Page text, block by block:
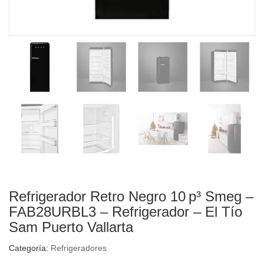
Refrigerador Retro Negro 10 p³ Smeg –
FAB28URBL3 – Refrigerador – El Tío
Sam Puerto Vallarta
Categoría: Refrigeradores